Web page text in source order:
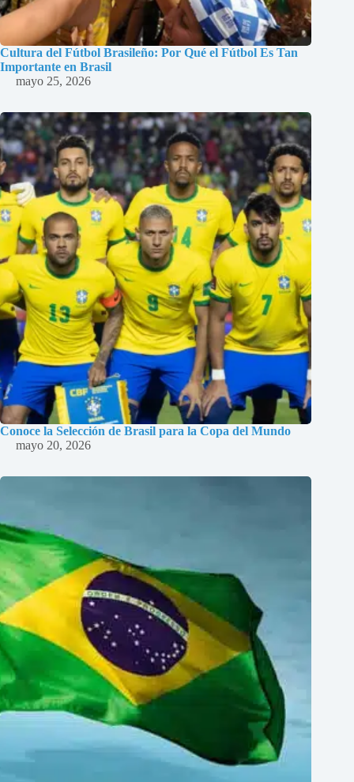
Cultura del Fútbol Brasileño: Por Qué el Fútbol Es Tan
Importante en Brasil
mayo 25, 2026
Conoce la Selección de Brasil para la Copa del Mundo
mayo 20, 2026